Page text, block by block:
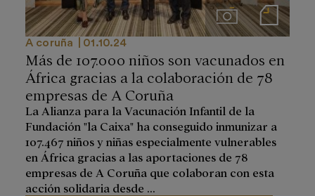
ImágenesNotas de prensa
A coruña 01.10.24
Más de 107.000 niños son vacunados en
África gracias a la colaboración de 78
empresas de A Coruña
La Alianza para la Vacunación Infantil de la
Fundación "la Caixa" ha conseguido inmunizar a
107.467 niños y niñas especialmente vulnerables
en África gracias a las aportaciones de 78
empresas de A Coruña que colaboran con esta
acción solidaria desde ...